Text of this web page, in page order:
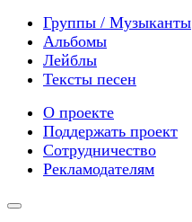
Группы / Музыканты
Альбомы
Лейблы
Тексты песен
О проекте
Поддержать проект
Сотрудничество
Рекламодателям